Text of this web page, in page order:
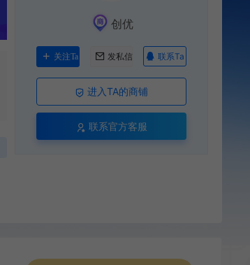
创优
关注Ta 发私信 联系Ta
进入TA的商铺
联系官方客服